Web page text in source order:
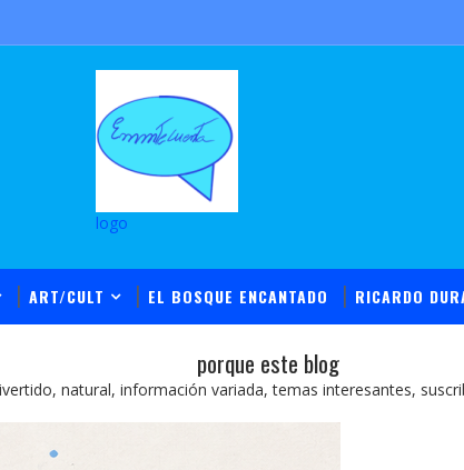
logo
ART/CULT EL BOSQUE ENCANTADO RICARDO
porque este blog
natural, información variada, temas interesantes,